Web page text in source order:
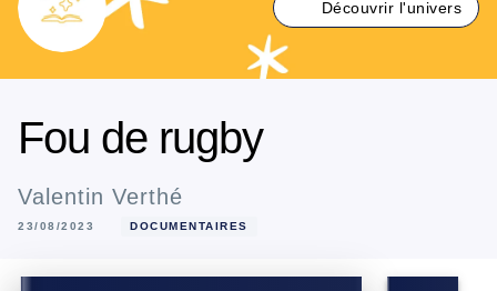
Découvrir l'univers
Fou de rugby
Valentin Verthé
23/08/2023 DOCUMENTAIRES